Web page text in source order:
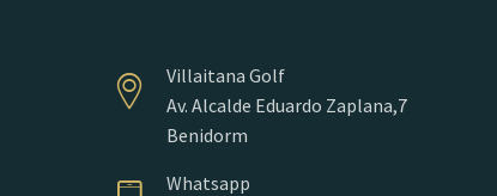
Villaitana Golf
Av. Alcalde Eduardo Zaplana,7
Benidorm
Whatsapp